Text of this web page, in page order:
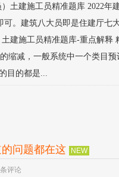
土建施工员精准题库 2022
。建筑八大员即是住建厅七
建施工员精准题库-重点解释
缩减，一般系统中一个类目
目的都是...
问题都在这 NEW
评论